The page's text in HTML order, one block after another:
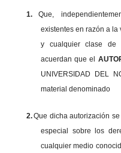
1.
Que,
existentes en razón a la
y cualquier clase de
acuerdan que el
UNIVERSIDAD DEL
material
2.Que dicha autorización
especial sobre los
cualquier medio